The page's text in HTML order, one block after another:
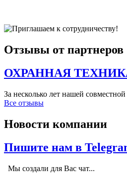
Отзывы от партнеров
ОХРАННАЯ
За несколько лет нашей
Все отзывы
Новости компании
Пишите нам в
Мы создали для Вас чат...